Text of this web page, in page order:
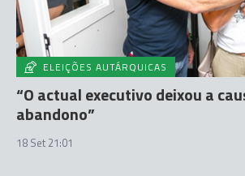
ELEIÇÕES AUTÁRQUICAS
“O actual executivo deixou a
abandono”
18 Set 21:01